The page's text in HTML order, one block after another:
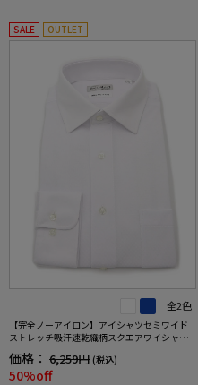
SALE OUTLET
全2色
【完全ノーアイロン】アイシャツセミワイド
ストレッチ吸汗速乾織柄スクエアワイシャツi-
価格： 6,259円 (税込)
50%off